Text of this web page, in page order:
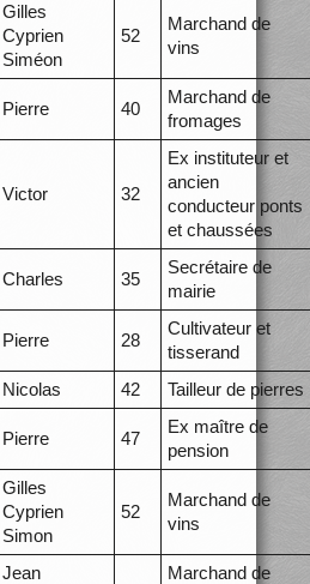
Gilles
Cyprien
Siméon
52
Marchand de
vins
Pierre 40
Marchand de
fromages
Victor 32
Ex instituteur et
ancien
conducteur ponts
et chaussées
Charles 35
Secrétaire de
mairie
Pierre 28
Cultivateur et
tisserand
Nicolas 42 Tailleur de pierres
Pierre 47
Ex maître de
pension
Gilles
Cyprien
Simon
52
Marchand de
vins
Jean
Marchand de